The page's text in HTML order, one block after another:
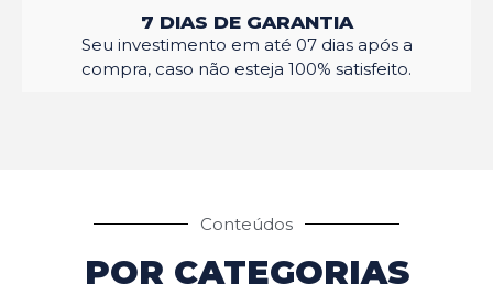
7 DIAS DE GARANTIA
Seu investimento em até 07 dias após a
compra, caso não esteja 100% satisfeito.
Conteúdos
POR CATEGORIAS